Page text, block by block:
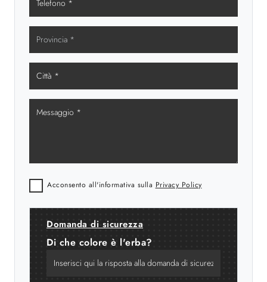
Acconsento all'informativa sulla Privacy Policy
Domanda di sicurezza
Di che colore è l'erba?